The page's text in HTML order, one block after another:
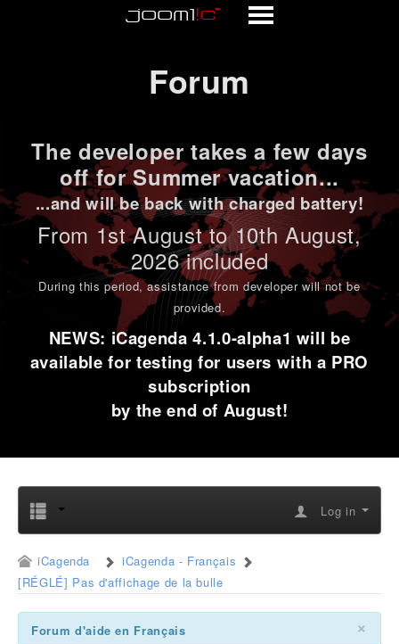
Forum
The developer takes a few days
off for Summer vacation...
...and will be back with charged battery!
From 1stAugust to 10th August,
2026 included
During this period,assistance from developer will not be
provided.
NEWS: iCagenda 4.1.0-alpha1 will be
available for testing for users with a PRO
subscription
by the end of August!
Log in
iCagenda
iCagenda - Français
[RÉGLÉ] Pas d'affichage de la bulle
×
Forum d'aide en Français